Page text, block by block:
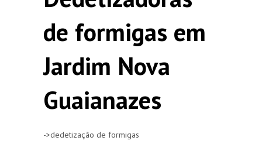
de formigas em
Jardim Nova
Guaianazes
->dedetização de formigas